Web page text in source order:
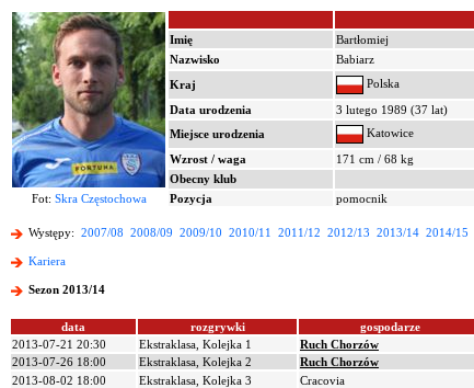
Imię
Bartłomiej
Nazwisko
Babiarz
Kraj
Polska
Data urodzenia
3 lutego 1989 (37 lat)
Miejsce urodzenia
Katowice
Wzrost / waga
171 cm / 68 kg
Obecny klub
Fot: Skra Częstochowa Pozycja pomocnik
Występy: 2007/08 2008/09 2009/10 2010/11 2011/12 2012/13 2013/14 2014/15
Kariera
Sezon 2013/14
data rozgrywki gospodarze
2013-07-21 20:30
Ekstraklasa, Kolejka 1 Ruch Chorzów
2013-07-26 18:00
Ekstraklasa, Kolejka 2 Ruch Chorzów
2013-08-02 18:00
Ekstraklasa, Kolejka 3 Cracovia